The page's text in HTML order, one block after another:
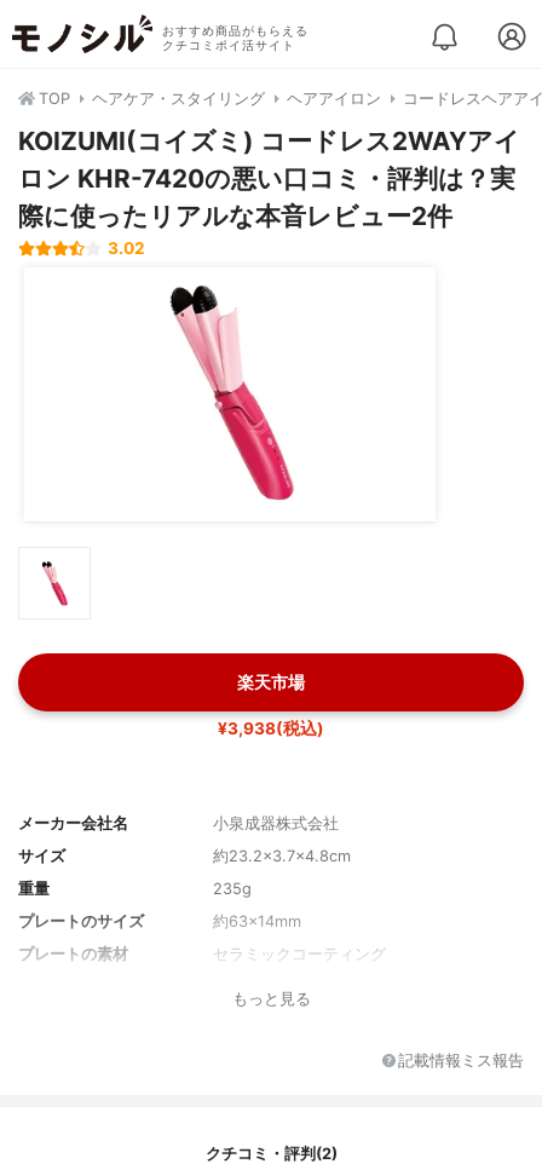
おすすめ商品がもらえる
クチコミポイ活サイト
TOP ヘアケア・スタイリング ヘアアイロン コードレスヘアア
KOIZUMI(コイズミ) コードレス2WAYアイ
ロン KHR-7420の悪い口コミ・評判は？実
際に使ったリアルな本音レビュー2件
3.02
楽天市場
¥3,938(税込)
メーカー会社名
小泉成器株式会社
サイズ
約23.2×3.7×4.8cm
重量
235g
プレートのサイズ
約63×14mm
プレートの素材
セラミックコーティング
最高温度:170℃
もっと見る
記載情報ミス報告
クチコミ・評判(2)